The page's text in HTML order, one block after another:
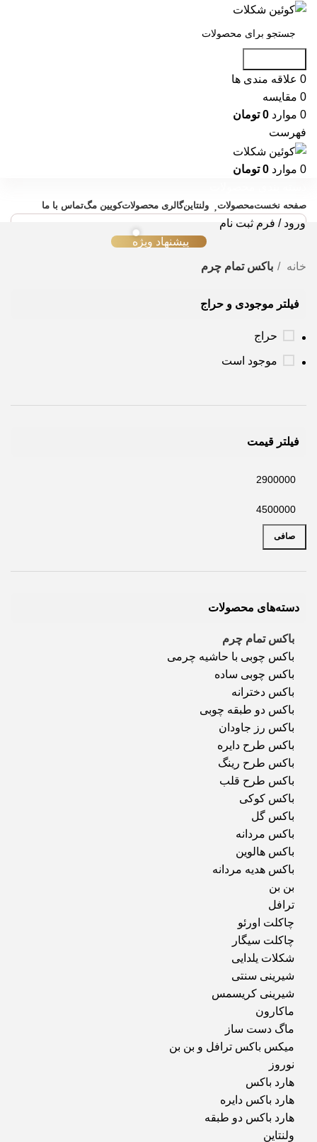
0 علاقه مندی ها
0 مقایسه
0 موارد 0 تومان
فهرست
0 موارد 0 تومان
صفحه نخستمحصولات ولنتاینگالری محصولاتکویین مگتماس با ما
ورود / فرم ثبت نام
پیشنهاد ویژه
خانه باکس تمام چرم
فیلتر موجودی و حراج
حراج
موجود است
فیلتر قیمت
صافی
دسته‌های محصولات
باکس تمام چرم
باکس چوبی با حاشیه چرمی
باکس چوبی ساده
باکس دخترانه
باکس دو طبقه چوبی
باکس رز جاودان
باکس طرح دایره
باکس طرح رینگ
باکس طرح قلب
باکس کوکی
باکس گل
باکس مردانه
باکس هالوین
باکس هدیه مردانه
بن بن
ترافل
چاکلت اورئو
چاکلت سیگار
شکلات یلدایی
شیرینی سنتی
شیرینی کریسمس
ماکارون
ماگ دست ساز
میکس باکس ترافل و بن بن
نوروز
هارد باکس
هارد باکس دایره
هارد باکس دو طبقه
ولنتاین